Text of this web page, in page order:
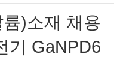
)소재 채용
기 GaNPD6